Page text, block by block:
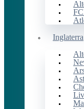
Inglaterra